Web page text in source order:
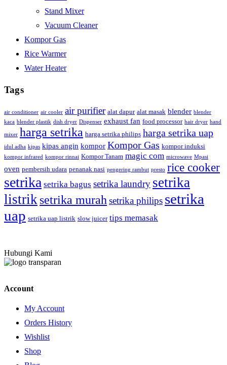
Stand Mixer
Vacuum Cleaner
Kompor Gas
Rice Warmer
Water Heater
Tags
air conditioner air cooler air purifier alat dapur alat masak blender blender
kaca blender plastik dish dryer Dispenser exhaust fan food processor hair dryer hand
mixer harga setrika harga setrika philips harga setrika uap
idul adha kipas kipas angin kompor Kompor Gas kompor induksi
kompor infrared kompor rinnai Kompor Tanam magic com microwave Mpasi
oven pembersih udara penanak nasi pengering rambut presto rice cooker
setrika setrika bagus setrika laundry setrika
listriksetrika murah setrika philips setrika
uap setrika uap listrik slow juicer tips memasak
Hubungi Kami
Account
My Account
Orders History
Wishlist
Shop